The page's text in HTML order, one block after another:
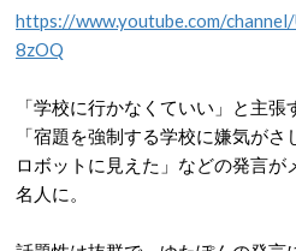
https://www.youtube.com/
8zOQ
「学校に行かなくていい」と主張
「宿題を強制する学校に嫌気が
ロボットに見えた」などの発言
名人に。